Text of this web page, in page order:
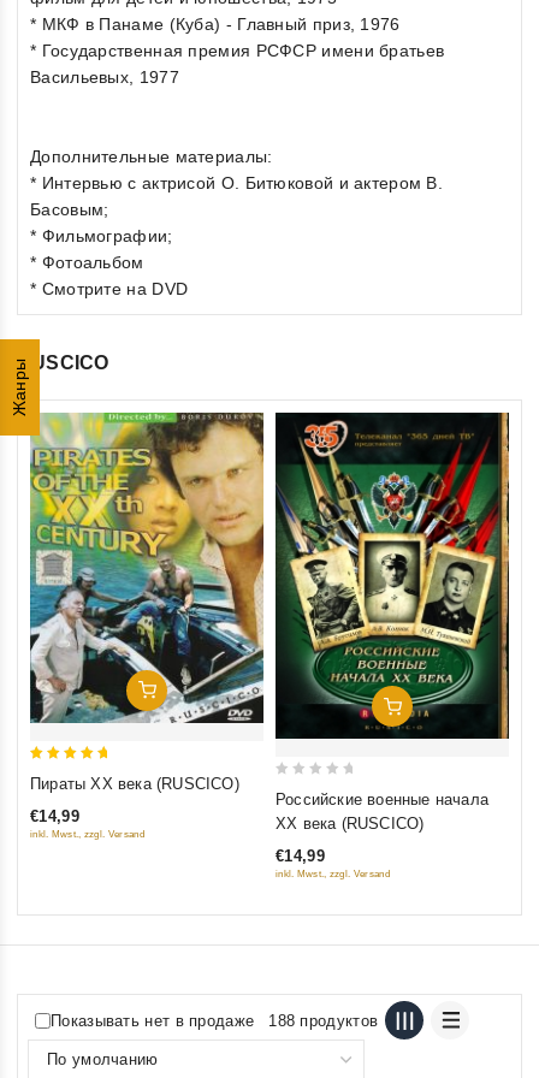
Жанры
* МКФ в Панаме (Куба) - Главный приз, 1976
* Государственная премия РСФСР имени братьев
Васильевых, 1977
Дополнительные материалы:
* Интервью с актрисой О. Битюковой и актером В.
Басовым;
* Фильмографии;
* Фотоальбом
* Смотрите на DVD
RUSCICO
Добавить В Корзину
out of 5
Пираты XX века (RUSCICO)
€14,99
inkl. Mwst., zzgl. Versand
Добавить В Корзину
5
Российские военные начала
XX века (RUSCICO)
€14,99
inkl. Mwst., zzgl. Versand
Показывать нет в продаже 188 продуктов